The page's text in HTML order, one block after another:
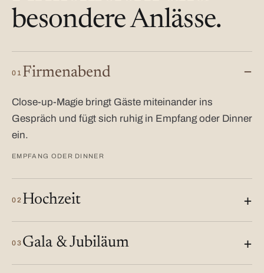
besondere Anlässe.
01 Firmenabend
Close-up-Magie bringt Gäste miteinander ins
Gespräch und fügt sich ruhig in Empfang oder Dinner
ein.
EMPFANG ODER DINNER
02 Hochzeit
03 Gala & Jubiläum